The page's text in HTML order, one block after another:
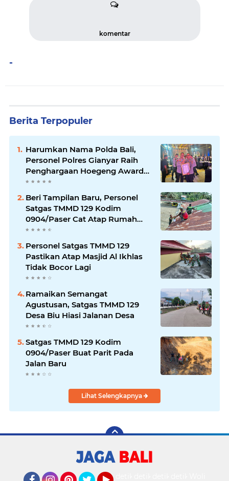
komentar
-
Berita Terpopuler
Harumkan Nama Polda Bali,
Personel Polres Gianyar Raih
Penghargaan Hoegeng Awards
2026
Beri Tampilan Baru, Personel
Satgas TMMD 129 Kodim
0904/Paser Cat Atap Rumah
Marbot
Personel Satgas TMMD 129
Pastikan Atap Masjid Al Ikhlas
Tidak Bocor Lagi
Ramaikan Semangat
Agustusan, Satgas TMMD 129
Desa Biu Hiasi Jalanan Desa
Satgas TMMD 129 Kodim
0904/Paser Buat Parit Pada
Jalan Baru
Lihat Selengkapnya